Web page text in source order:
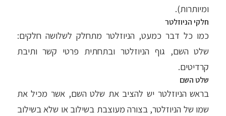
ומיותרות).
חלקי הניוזלטר
כמו כל דבר כמעט, הניוזלטר מתחלק לשלושה חלקים:
שלט השם, גוף הניוזלטר ובתחתית פרטי קשר ותיבת
קרדיטים.
שלט השם
בראש הניוזלטר יש להציב את שלט השם, אשר מכיל את
שמו של הניוזלטר, בצורה מעוצבת בשילוב או שלא בשילוב